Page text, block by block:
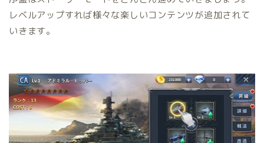
レベルアップすれば様々な楽しいコンテンツが追加されて
いきます。